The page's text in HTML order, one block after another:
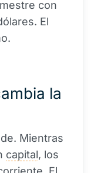
con
El
la
Mientras
capital, los